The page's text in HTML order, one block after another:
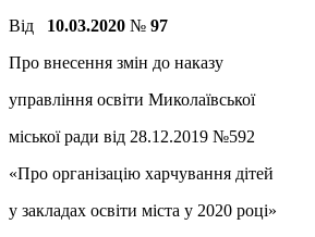
Від 10.03.2020 № 97
Про внесення змін до наказу
управління освіти Миколаївської
міської ради від 28.12.2019 №592
«Про організацію харчування дітей
у закладах освіти міста у 2020 році»